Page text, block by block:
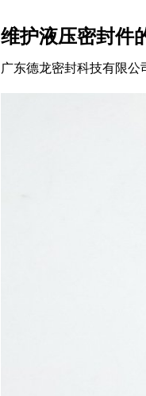
维护液压密封件
广东德龙密封科技有限公